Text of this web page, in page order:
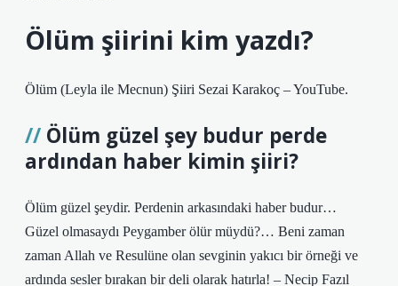
Ölüm şiirini kim yazdı?
Ölüm (Leyla ile Mecnun) Şiiri Sezai Karakoç – YouTube.
Ölüm güzel şey budur perde
ardından haber kimin şiiri?
Ölüm güzel şeydir. Perdenin arkasındaki haber budur…
Güzel olmasaydı Peygamber ölür müydü?… Beni zaman
zaman Allah ve Resulüne olan sevginin yakıcı bir örneği ve
ardında sesler bırakan bir deli olarak hatırla! – Necip Fazıl